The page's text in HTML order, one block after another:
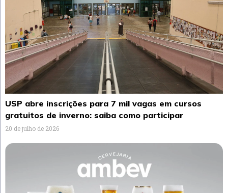
USP abre inscrições para 7 mil vagas em cursos
gratuitos de inverno: saiba como participar
20 de julho de 2026